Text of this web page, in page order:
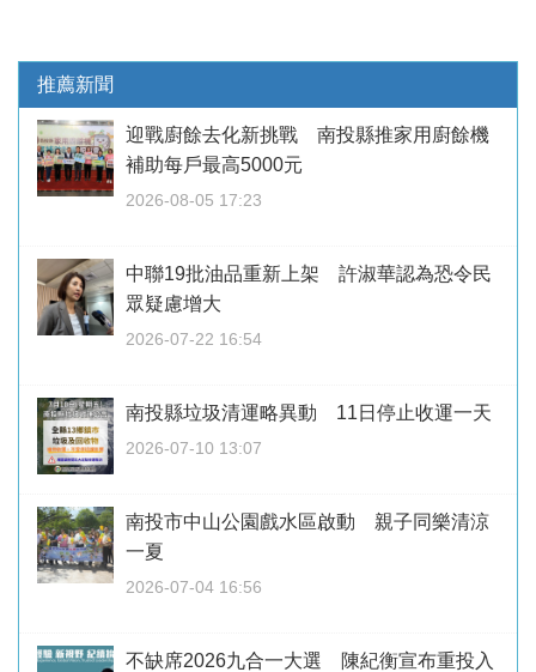
推薦新聞
迎戰廚餘去化新挑戰 南投縣推家用廚餘機
補助每戶最高5000元
2026-08-05 17:23
中聯19批油品重新上架 許淑華認為恐令民
眾疑慮增大
2026-07-22 16:54
南投縣垃圾清運略異動 11日停止收運一天
2026-07-10 13:07
南投市中山公園戲水區啟動 親子同樂清涼
一夏
2026-07-04 16:56
不缺席2026九合一大選 陳紀衡宣布重投入